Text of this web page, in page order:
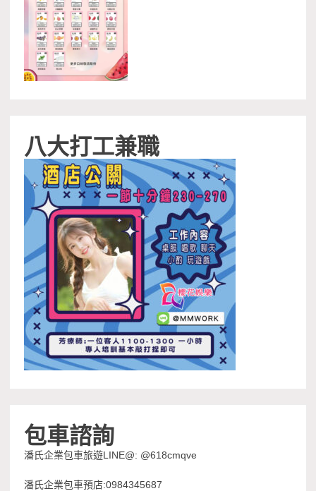
八大打工兼職
包車諮詢
潘氏企業包車旅遊LINE@: @618cmqve
潘氏企業包車預店:0984345687